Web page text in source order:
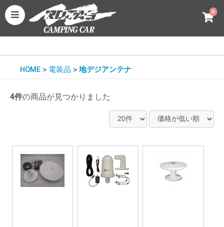
0
HOME ＞ 電装品 ＞地デジアンテナ
4件の商品が見つかりました